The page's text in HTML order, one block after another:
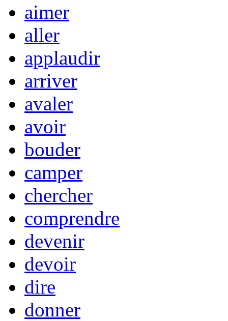
aimer
aller
applaudir
arriver
avaler
avoir
bouder
camper
chercher
comprendre
devenir
devoir
dire
donner